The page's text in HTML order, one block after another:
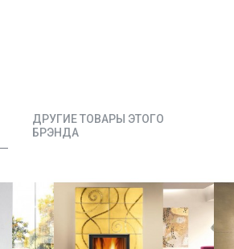
ДРУГИЕ ТОВАРЫ ЭТОГО
БРЭНДА